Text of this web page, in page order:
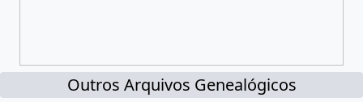
Outros Arquivos Genealógicos